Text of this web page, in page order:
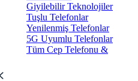
Giyilebilir Teknolojiler
Tuşlu Telefonlar
Yenilenmiş Telefonlar
5G Uyumlu Telefonlar
Tüm Cep Telefonu &